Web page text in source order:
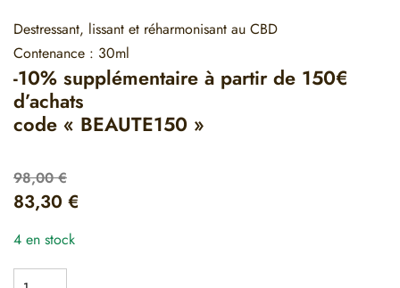
Destressant, lissant et réharmonisant au CBD
Contenance : 30ml
-10% supplémentaire à partir de 150€
d’achats
code « BEAUTE150 »
98,00€
83,30 €
4 en stock